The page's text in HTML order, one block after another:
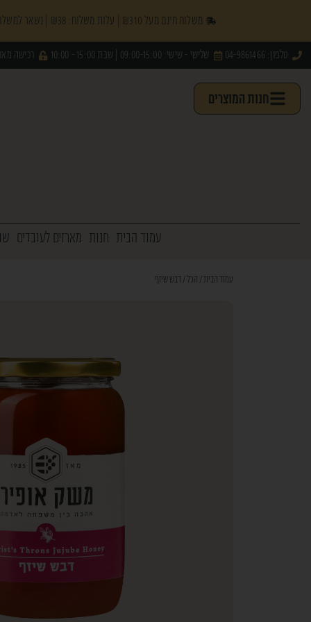
משלוח חינם מעל ₪310 | עלות משלוח: ₪38 | נשאר למשלוח חינם עוד
טלפון: 04-9861466 שלישי - שישי: 09:00-15:00 | שבת 15:00 - 10:00 רכישה
חנות המוצרים
עמוד הבית חנות מארזים לעובדים
עמוד הבית/ הכל/ דבש שיזף